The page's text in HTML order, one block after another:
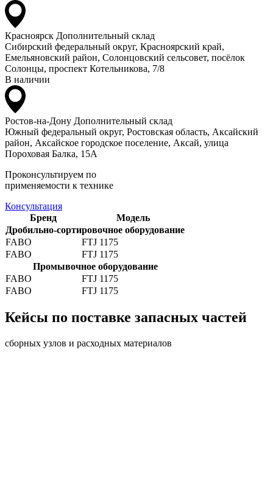
Красноярск Дополнительный склад
Сибирский федеральный округ, Красноярский край,
Емельяновский район, Солонцовский сельсовет, посёлок
Солонцы, проспект Котельникова, 7/8
В наличии
Ростов-на-Дону Дополнительный склад
Южный федеральный округ, Ростовская область, Аксайский
район, Аксайское городское поселение, Аксай, улица
Пороховая Балка, 15А
Проконсультируем по
применяемости к технике
Консультация
Бренд
Модель
Дробильно-сортировочное оборудование
FABO
FTJ 1175
FABO
FTJ 1175
Промывочное оборудование
FABO
FTJ 1175
FABO
FTJ 1175
Кейсы по поставке запасных частей
сборных узлов и расходных материалов